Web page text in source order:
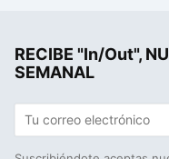
RECIBE "In/Out",
SEMANAL